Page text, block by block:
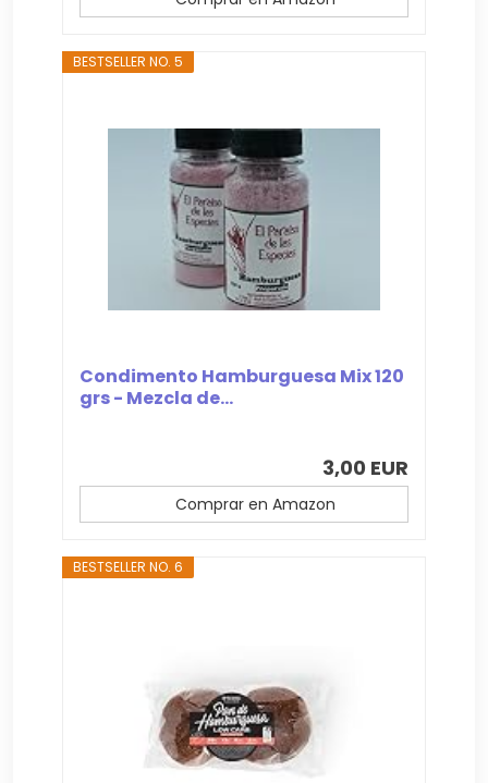
BESTSELLER NO. 5
Condimento Hamburguesa Mix 120
grs - Mezcla de...
3,00 EUR
Comprar en Amazon
BESTSELLER NO. 6